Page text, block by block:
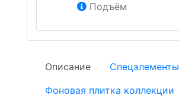
Подъём
Описание
Спецэлементы
Фоновая плитка коллекции